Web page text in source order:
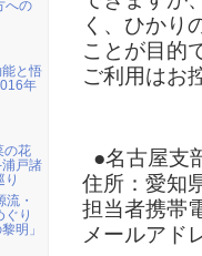
く、ひかり
ことが目的
ご利用はお
●名古屋支
住所：愛知
担当者携帯
メールアド
への
と悟
年
の花
戸諸
り
・
ぐり
明」